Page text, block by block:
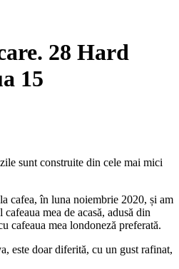
28 Hard
15
sunt construite din cele mai mici
cafea, în luna noiembrie 2020, și am
mea de acasă, adusă din
cafeaua mea londoneză preferată.
este doar diferită, cu un gust rafinat,